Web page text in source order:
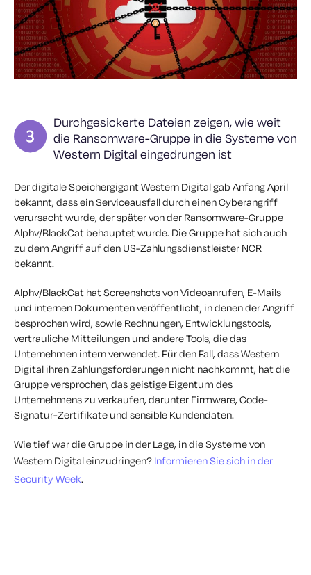
Durchgesickerte Dateien zeigen, wie weit
die Ransomware-Gruppe in die Systeme von
Western Digital eingedrungen ist
Der digitale Speichergigant Western Digital gab Anfang April
bekannt, dass ein Serviceausfall durch einen Cyberangriff
verursacht wurde, der später von der Ransomware-Gruppe
Alphv/BlackCat behauptet wurde. Die Gruppe hat sich auch
zu dem Angriff auf den US-Zahlungsdienstleister NCR
bekannt.
Alphv/BlackCat hat Screenshots von Videoanrufen, E-Mails
und internen Dokumenten veröffentlicht, in denen der Angriff
besprochen wird, sowie Rechnungen, Entwicklungstools,
vertrauliche Mitteilungen und andere Tools, die das
Unternehmen intern verwendet. Für den Fall, dass Western
Digital ihren Zahlungsforderungen nicht nachkommt, hat die
Gruppe versprochen, das geistige Eigentum des
Unternehmens zu verkaufen, darunter Firmware, Code-
Signatur-Zertifikate und sensible Kundendaten.
Wie tief war die Gruppe in der Lage, in die Systeme von
Western Digital einzudringen? Informieren Sie sich in der
Security Week.